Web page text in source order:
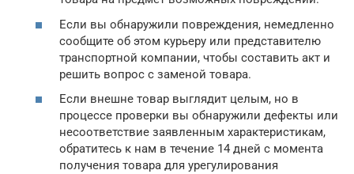
Если вы обнаружили повреждения, немедленно
сообщите об этом курьеру или представителю
транспортной компании, чтобы составить акт и
решить вопрос с заменой товара.
Если внешне товар выглядит целым, но в
процессе проверки вы обнаружили дефекты или
несоответствие заявленным характеристикам,
обратитесь к нам в течение 14 дней с момента
получения товара для урегулирования